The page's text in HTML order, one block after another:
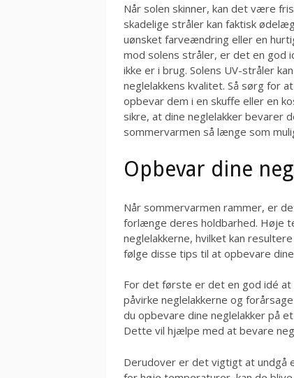
Når solen skinner, kan det være
skadelige stråler kan faktisk
uønsket farveændring eller en
mod solens stråler, er det en god
ikke er i brug. Solens UV-stråler
neglelakkens kvalitet. Så sørg for
opbevar dem i en skuffe eller en
sikre, at dine neglelakker bevarer
sommervarmen så længe som
Opbevar dine
Når sommervarmen rammer, er
forlænge deres holdbarhed. Høje
neglelakkerne, hvilket kan
følge disse tips til at opbevare
For det første er det en god idé at
påvirke neglelakkerne og
du opbevare dine neglelakker på
Dette vil hjælpe med at bevare
Derudover er det vigtigt at undgå